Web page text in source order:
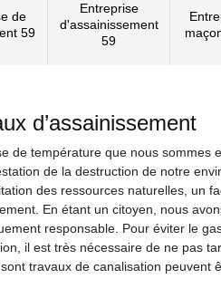
de
59
Entreprise
d'assainissement
59
d’assainissement
de température que nous sommes
de la destruction de notre
des ressources naturelles, un
En étant un citoyen, nous
responsable. Pour éviter le
il est très nécessaire de ne pas
travaux de canalisation peuvent